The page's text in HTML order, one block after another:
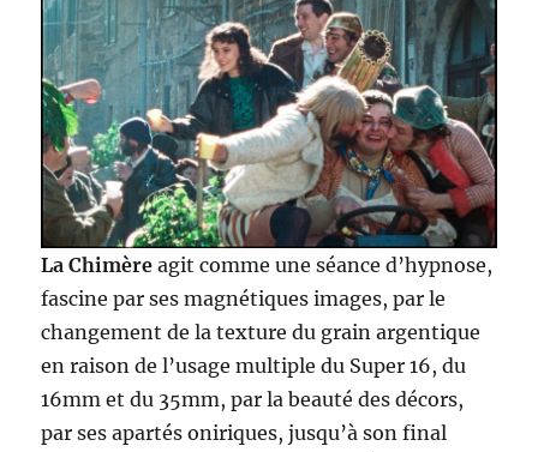
La Chimèreagit comme une séance d’hypnose,
fascine par ses magnétiques images, par le
changement de la texture du grain argentique
en raison de l’usage multiple du Super 16, du
16mm et du 35mm, par la beauté des décors,
par ses apartés oniriques, jusqu’à son final